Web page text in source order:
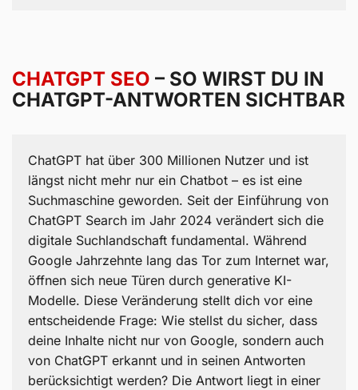
Was ist ChatGPT SEO? Definition und Abgrenzung
Wie ChatGPT Quellen auswählt und priorisiert
8 bewährte Maßnahmen für bessere ChatGPT-
Sichtbarkeit
ChatGPT SEO vs. klassisches SEO – Unterschiede
und Gemeinsamkeiten
Häufige Fehler bei ChatGPT SEO – und wie du sie
vermeidest
ChatGPT SEO und die Zukunft des Online-
CHATGPT SEO – SO WIRST DU IN
CHATGPT-ANTWORTEN SICHTBAR
ChatGPT hat über 300 Millionen Nutzer und ist
längst nicht mehr nur ein Chatbot – es ist eine
Suchmaschine geworden. Seit der Einführung von
ChatGPT Search im Jahr 2024 verändert sich die
digitale Suchlandschaft fundamental. Während
Google Jahrzehnte lang das Tor zum Internet war,
öffnen sich neue Türen durch generative KI-
Modelle. Diese Veränderung stellt dich vor eine
entscheidende Frage: Wie stellst du sicher, dass
deine Inhalte nicht nur von Google, sondern auch
von ChatGPT erkannt und in seinen Antworten
berücksichtigt werden? Die Antwort liegt in einer